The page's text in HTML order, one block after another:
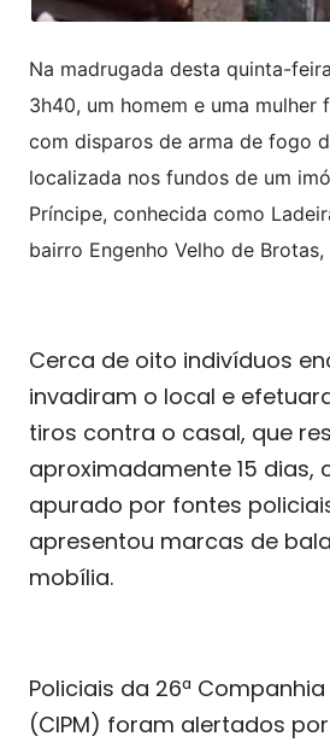
Na madrugada desta quinta-
3h40, um homem e uma mulher
com disparos de arma de fogo
localizada nos fundos de um
Príncipe, conhecida como
bairro Engenho Velho de Brotas,
Cerca de oito indivíduos
invadiram o local e
tiros contra o casal, que
aproximadamente 15 dias,
apurado por fontes
apresentou marcas de
mobília.
Policiais da 26ª
(CIPM) foram alertados